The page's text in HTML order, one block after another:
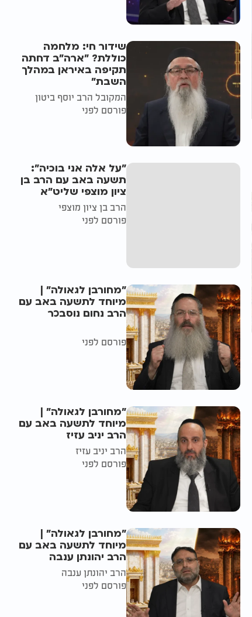
שידור חי: מלחמה
כוללת? ״ארה"ב דחתה
תקיפה באיראן במהלך
השבת״
המקובל הרב יוסף ביטון
פורסם לפני
"על אלה אני בוכיה":
תשעה באב עם הרב בן
ציון מוצפי שליט"א
הרב בן ציון מוצפי
פורסם לפני
"מחורבן לגאולה" |
מיוחד לתשעה באב עם
הרב נחום נוסבכר
פורסם לפני
"מחורבן לגאולה" |
מיוחד לתשעה באב עם
הרב יניב עזיז
הרב יניב עזיז
פורסם לפני
"מחורבן לגאולה" |
מיוחד לתשעה באב עם
הרב יהונתן ענבה
הרב יהונתן ענבה
פורסם לפני